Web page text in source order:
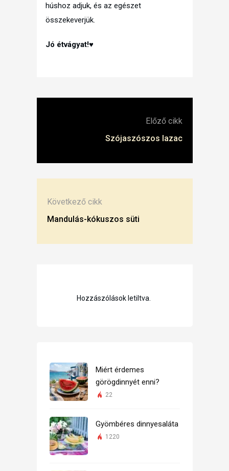
húshoz adjuk, és az egészet
összekeverjük.
Jó étvágyat!♥
Előző cikk
Szójaszószos lazac
Következő cikk
Mandulás-kókuszos süti
Hozzászólások letiltva.
Miért érdemes
görögdinnyét enni?
22
Gyömbéres dinnyesaláta
1220